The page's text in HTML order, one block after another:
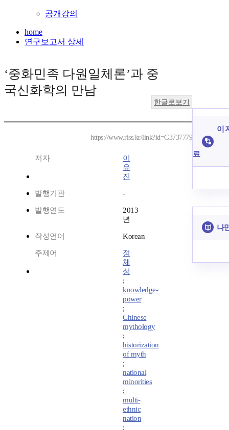
공개강의
home
연구보고서 상세
‘중화민족 다원일체론’과 중
국신화학의 만남
한글로보기
https://www.riss.kr/link?id=G3737779
저자
이
유
진
발행기관 -
발행연도
2013
년
작성언어 Korean
주제어
정
체
성
;
knowledge-
power
;
Chinese
mythology
;
historization
of myth
;
national
minorities
;
multi-
ethnic
nation
;
이
료
나